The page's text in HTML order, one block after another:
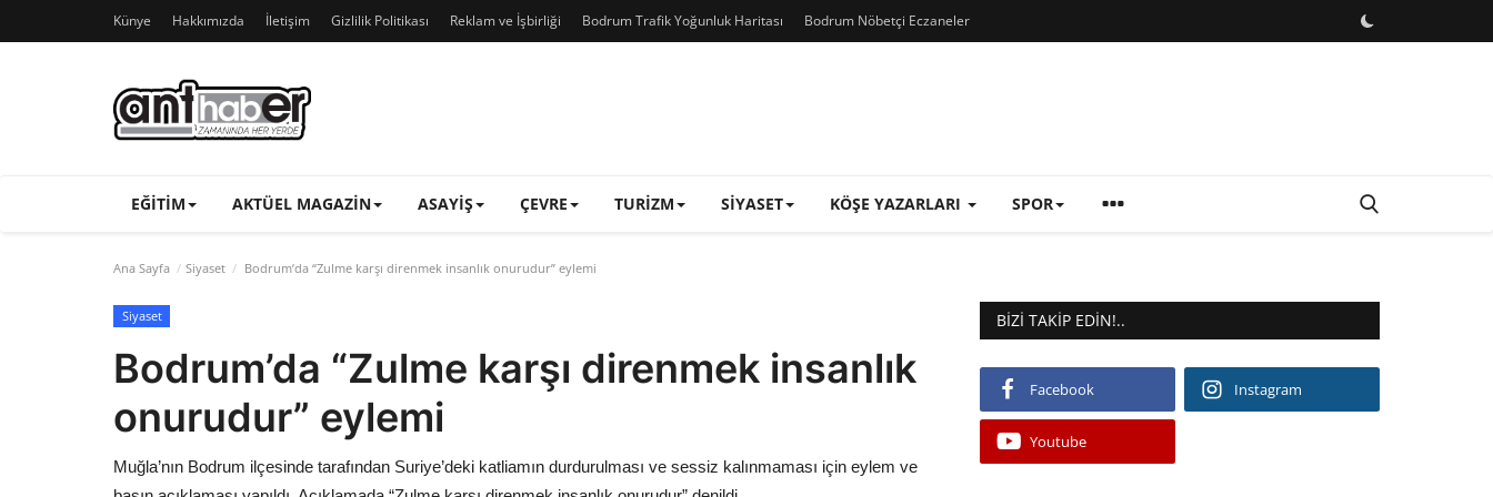
Künye Hakkımızda İletişim Gizlilik Politikası Reklam ve İşbirliği Bodrum Trafik Yoğunluk Haritası Bodrum Nöbetçi Eczaneler
EĞITIM AKTÜEL MAGAZIN ASAYIŞ ÇEVRE TURIZM SIYASET KÖŞE YAZARLARI SPOR
Ana Sayfa Siyaset Bodrum’da “Zulme karşı direnmek insanlık onurudur” eylemi
Siyaset
Bodrum’da “Zulme karşı direnmek insanlık
onurudur” eylemi
Muğla’nın Bodrum ilçesinde tarafından Suriye’deki katliamın durdurulması ve sessiz kalınmaması için eylem ve
BIZI TAKIP EDIN!..
Facebook Instagram
Youtube